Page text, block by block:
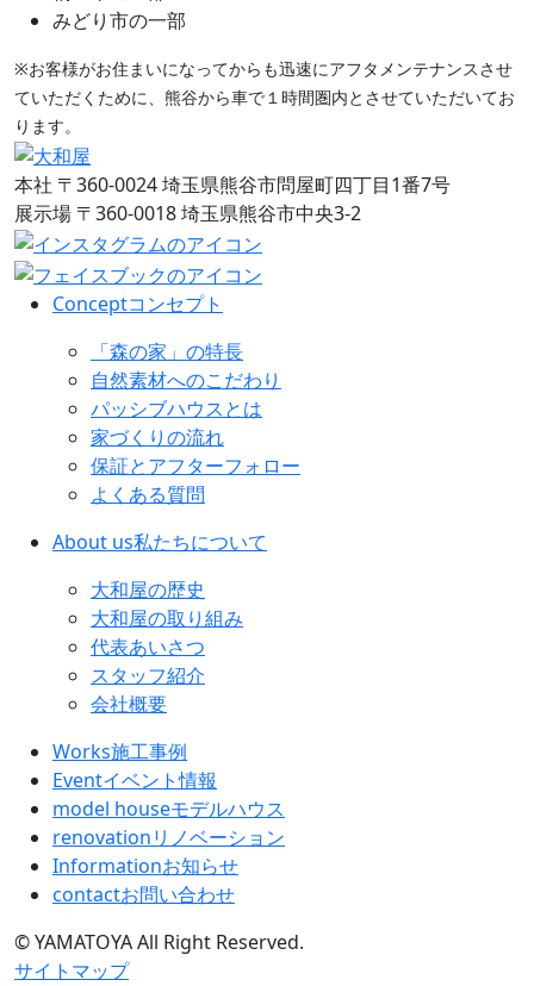
みどり市の一部
※お客様がお住まいになってからも迅速にアフタメンテナンスさせ
ていただくために、熊谷から車で１時間圏内とさせていただいてお
ります。
本社 〒360-0024 埼玉県熊谷市問屋町四丁目1番7号
展示場 〒360-0018 埼玉県熊谷市中央3-2
Conceptコンセプト
「森の家」の特長
自然素材へのこだわり
パッシブハウスとは
家づくりの流れ
保証とアフターフォロー
よくある質問
About us私たちについて
大和屋の歴史
大和屋の取り組み
代表あいさつ
スタッフ紹介
会社概要
Works施工事例
Eventイベント情報
model houseモデルハウス
renovationリノベーション
Informationお知らせ
contactお問い合わせ
© YAMATOYA All Right Reserved.
サイトマップ